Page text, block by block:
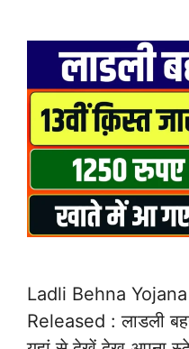
Ladli Behna
Released : लाडली